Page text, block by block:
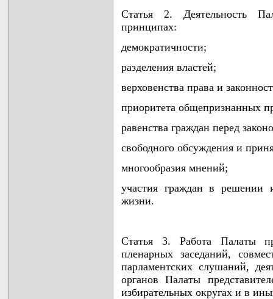
Статья 2. Деятельность
принципах:
демократичности;
разделения властей;
верховенства права и
приоритета общепризнанных
равенства граждан перед
свободного обсуждения и
многообразия мнений;
участия граждан в решении
жизни.
Статья 3. Работа Палаты
пленарных заседаний,
парламентских слушаний,
органов Палаты
избирательных округах и в